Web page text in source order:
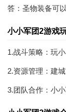
答：圣物装备可
小小军团2游戏
1.战斗策略：玩
2.资源管理：建
3.团队合作：小